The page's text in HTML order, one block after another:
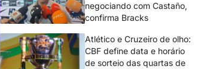
negociando com Castaño,
confirma Bracks
Atlético e Cruzeiro de olho:
CBF define data e horário
de sorteio das quartas de